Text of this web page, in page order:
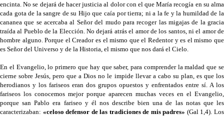
encinta. No se dejará de hacer justicia al dolor con el que María recogía en su alma
cada gota de la sangre de su Hijo que caía por tierra; ni a la fe y la humildad de la
cananea que se acercaba al Señor del mudo para recoger las migajas de la gracia
traída al Pueblo de la Elección. No dejará atrás el amor de los santos, ni el amor de
hombre alguno. Porque el Creador es el mismo que el Redentor y es el mismo que
es Señor del Universo y de la Historia, el mismo que nos dará el Cielo.
En el Evangelio, lo primero que hay que saber, para comprender la maldad que se
cierne sobre Jesús, pero que a Dios no le impide llevar a cabo su plan, es que los
herodianos y los fariseos eran dos grupos opuestos y enfrentados entre sí. A los
fariseos los conocemos mejor porque aparecen muchas veces en el Evangelio,
porque san Pablo era fariseo y él nos describe bien una de las notas que les
caracterizaban: «celoso defensor de las tradiciones de mis padres» (Gal 1,4). Los